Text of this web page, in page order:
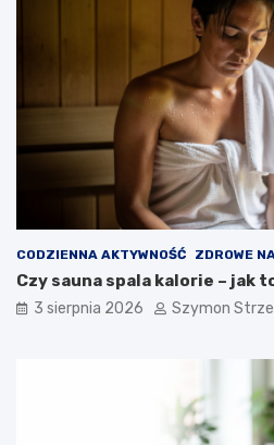
CODZIENNA AKTYWNOŚĆ ZDROWE
Czy sauna spala kalorie – jak
3 sierpnia 2026 Szymon